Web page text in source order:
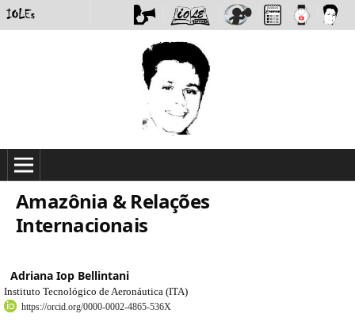
Amazônia & Relações
Internacionais
Adriana Iop Bellintani
Instituto Tecnológico de Aeronáutica (ITA)
https://orcid.org/0000-0002-4865-536X